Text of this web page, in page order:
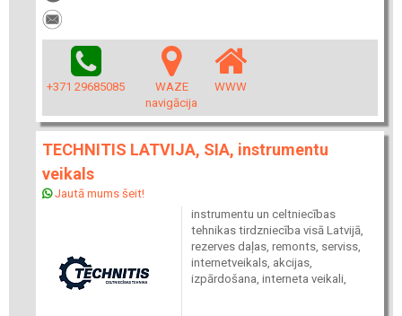
+371 29685085
WAZE
navigācija
WWW
TECHNITIS LATVIJA, SIA, instrumentu
veikals
Jautā mums šeit!
instrumentu un celtniecības
tehnikas tirdzniecība visā Latvijā,
rezerves daļas, remonts, serviss,
internetveikals, akcijas,
izpārdošana, interneta veikali,